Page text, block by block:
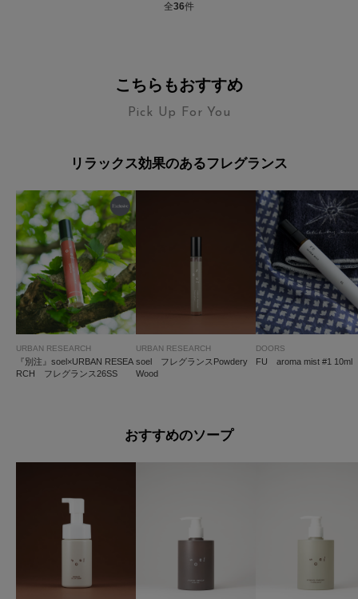
全36件
こちらもおすすめ
Pick Up For You
リラックス効果のあるフレグランス
URBAN RESEARCH
『別注』soel×URBAN RESEA
RCH フレグランス26SS
URBAN RESEARCH
soel フレグランスPowdery
Wood
DOORS
FU aroma mist #1 10ml
おすすめのソープ